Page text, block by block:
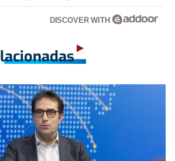
DISCOVER WITH